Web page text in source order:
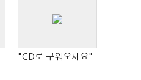
"CD로 구워오세요"